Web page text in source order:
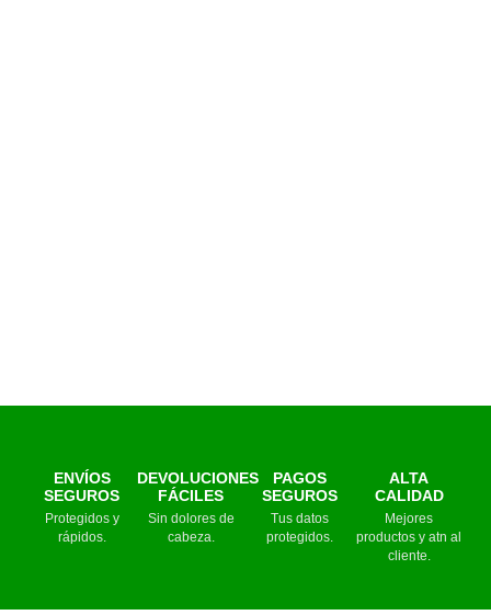
ENVÍOS
SEGUROS
Protegidos y
rápidos.
DEVOLUCIONES
FÁCILES
Sin dolores de
cabeza.
PAGOS
SEGUROS
Tus datos
protegidos.
ALTA
CALIDAD
Mejores
productos y atn al
cliente.